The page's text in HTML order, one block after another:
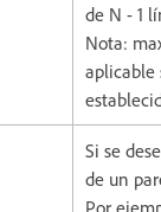
de N - 1
Nota:
aplicable
Si se
de un
Por